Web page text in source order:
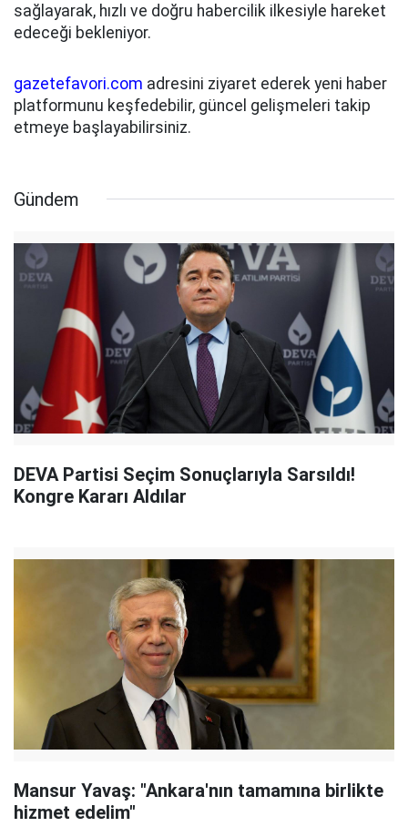
sağlayarak, hızlı ve doğru habercilik ilkesiyle hareket
edeceği bekleniyor.
gazetefavori.com adresini ziyaret ederek yeni haber
platformunu keşfedebilir, güncel gelişmeleri takip
etmeye başlayabilirsiniz.
Gündem
DEVA Partisi Seçim Sonuçlarıyla Sarsıldı!
Kongre Kararı Aldılar
Mansur Yavaş: "Ankara'nın tamamına birlikte
hizmet edelim"